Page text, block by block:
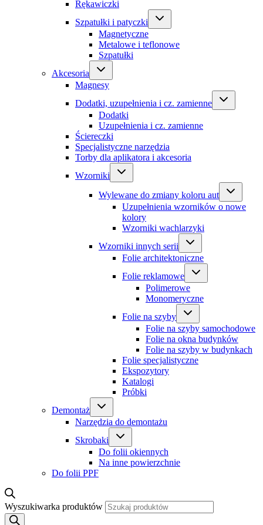
Rękawiczki
Szpatułki i patyczki
Magnetyczne
Metalowe i teflonowe
Szpatułki
Akcesoria
Magnesy
Dodatki, uzupełnienia i cz. zamienne
Dodatki
Uzupełnienia i cz. zamienne
Ściereczki
Specjalistyczne narzędzia
Torby dla aplikatora i akcesoria
Wzorniki
Wylewane do zmiany koloru aut
Uzupełnienia wzorników o nowe
kolory
Wzorniki wachlarzyki
Wzorniki innych serii
Folie architektoniczne
Folie reklamowe
Polimerowe
Monomeryczne
Folie na szyby
Folie na szyby samochodowe
Folie na okna budynków
Folie na szyby w budynkach
Folie specjalistyczne
Ekspozytory
Katalogi
Próbki
Demontaż
Narzędzia do demontażu
Skrobaki
Do folii okiennych
Na inne powierzchnie
Do folii PPF
Wyszukiwarka produktów